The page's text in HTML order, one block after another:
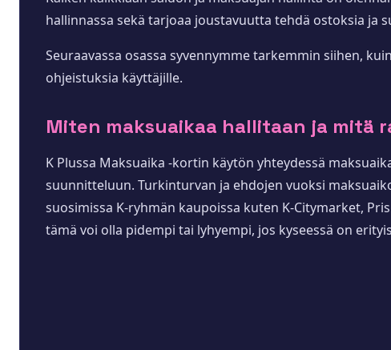
hallinnassa sekä tarjoaa joustavuutta tehdä ostoksia ja
Seuraavassa osassa syvennymme tarkemmin siihen,
ohjeistuksia käyttäjille.
Miten maksuaikaa hallitaan ja mitä
K Plussa Maksuaika -kortin käytön yhteydessä
suunnitteluun. Turkinturvan ja ehdojen vuoksi
suosimissa K-ryhmän kaupoissa kuten K-Citymarket,
tämä voi olla pidempi tai lyhyempi, jos kyseessä on